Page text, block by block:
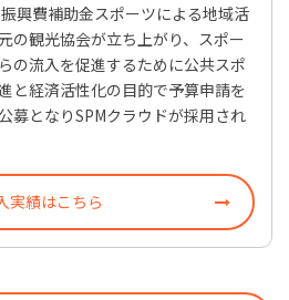
興費補助金スポーツによる地域活
の観光協会が立ち上がり、スポー
の流入を促進するために公共スポ
と経済活性化の目的で予算申請を
募となりSPMクラウドが採用され
実績はこちら